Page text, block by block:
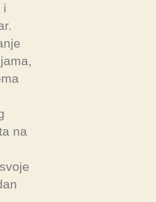
i
na